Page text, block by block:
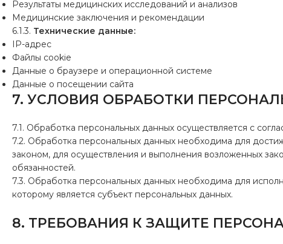
Результаты медицинских исследований и анализов
Медицинские заключения и рекомендации
6.1.3. Технические данные:
IP-адрес
Файлы cookie
Данные о браузере и операционной системе
Данные о посещении сайта
7. УСЛОВИЯ ОБРАБОТКИ
7.1. Обработка персональных данных осуществляется с
7.2. Обработка персональных данных необходима для
законом, для осуществления и выполнения возложенных
обязанностей.
7.3. Обработка персональных данных необходима для
которому является субъект персональных данных.
8. ТРЕБОВАНИЯ К ЗАЩИТЕ